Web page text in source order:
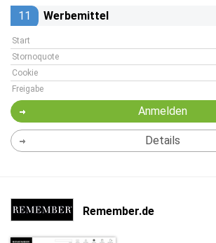
11 Werbemittel
Start
Stornoquote
Cookie
Freigabe
Anmelden
Details
Remember.de